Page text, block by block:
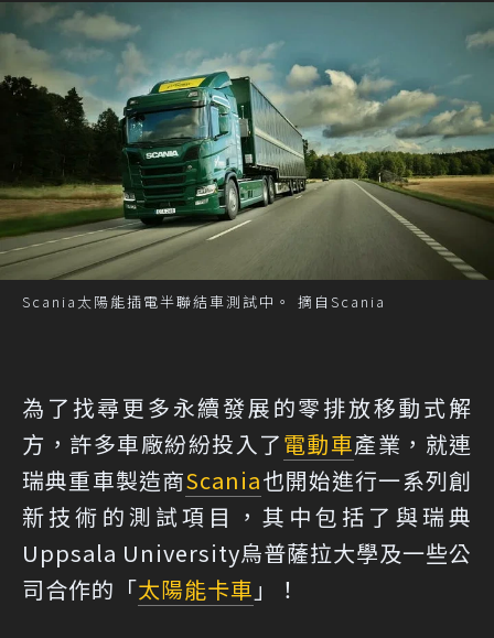
Scania太陽能插電半聯結車測試中。 摘自Scania
為了找尋更多永續發展的零排放移動式解
方，許多車廠紛紛投入了電動車產業，就連
瑞典重車製造商Scania也開始進行一系列創
新技術的測試項目，其中包括了與瑞典
Uppsala University烏普薩拉大學及一些公
司合作的「太陽能卡車 」！